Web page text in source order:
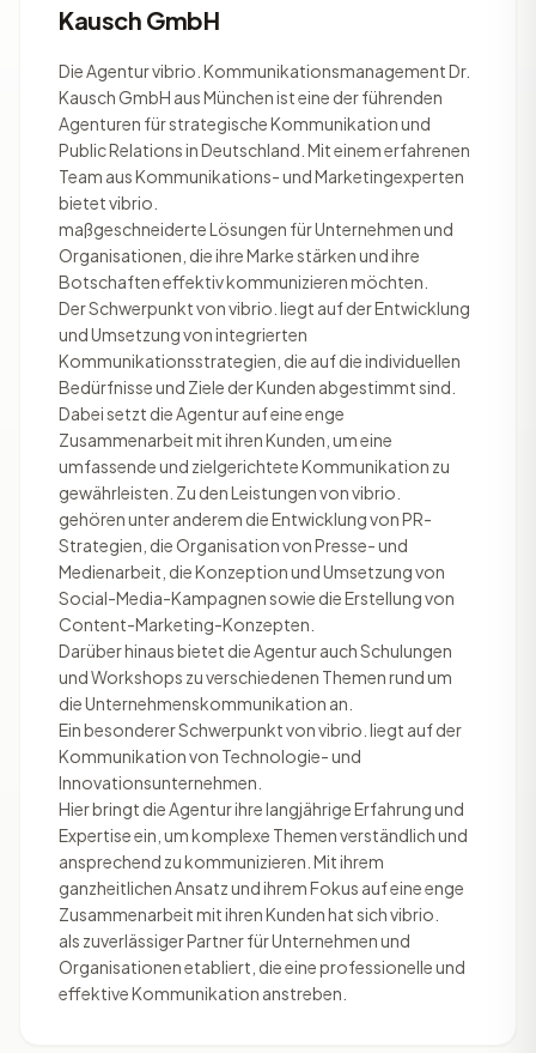
Kausch GmbH
Die Agentur vibrio. Kommunikationsmanagement Dr.
Kausch GmbH aus München ist eine der führenden
Agenturen für strategische Kommunikation und
Public Relations in Deutschland. Mit einem erfahrenen
Team aus Kommunikations- und Marketingexperten
bietet vibrio.
maßgeschneiderte Lösungen für Unternehmen und
Organisationen, die ihre Marke stärken und ihre
Botschaften effektiv kommunizieren möchten.
Der Schwerpunkt von vibrio. liegt auf der Entwicklung
und Umsetzung von integrierten
Kommunikationsstrategien, die auf die individuellen
Bedürfnisse und Ziele der Kunden abgestimmt sind.
Dabei setzt die Agentur auf eine enge
Zusammenarbeit mit ihren Kunden, um eine
umfassende und zielgerichtete Kommunikation zu
gewährleisten. Zu den Leistungen von vibrio.
gehören unter anderem die Entwicklung von PR-
Strategien, die Organisation von Presse- und
Medienarbeit, die Konzeption und Umsetzung von
Social-Media-Kampagnen sowie die Erstellung von
Content-Marketing-Konzepten.
Darüber hinaus bietet die Agentur auch Schulungen
und Workshops zu verschiedenen Themen rund um
die Unternehmenskommunikation an.
Ein besonderer Schwerpunkt von vibrio. liegt auf der
Kommunikation von Technologie- und
Innovationsunternehmen.
Hier bringt die Agentur ihre langjährige Erfahrung und
Expertise ein, um komplexe Themen verständlich und
ansprechend zu kommunizieren. Mit ihrem
ganzheitlichen Ansatz und ihrem Fokus auf eine enge
Zusammenarbeit mit ihren Kunden hat sich vibrio.
als zuverlässiger Partner für Unternehmen und
Organisationen etabliert, die eine professionelle und
effektive Kommunikation anstreben.